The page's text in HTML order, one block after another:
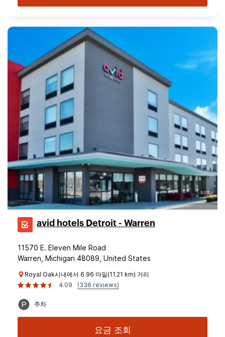
avid hotels Detroit - Warren
11570 E. Eleven Mile Road
Warren, Michigan 48089, United States
Royal Oak시내에서 6.96 마일(11.21 km) 거리
4.09
(336 reviews)
주차
요금 조회